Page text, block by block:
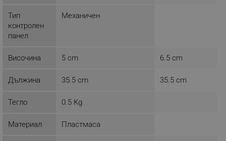
Тип
контролен
панел
Механичен
Височина 5 cm 6.5 cm
Дължина 35.5 cm 35.5 cm
Тегло 0.5 Kg
Материал Пластмаса
_sgf_session_id
_sgf_push_permission_asked .alleop.bg
_sgf_test_mode